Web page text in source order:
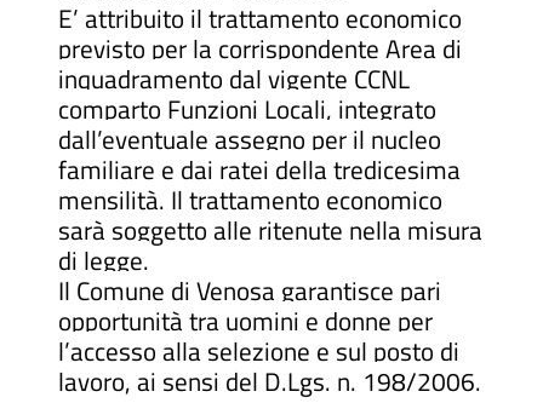
E’ attribuito il trattamento economico
previsto per la corrispondente Area di
inquadramento dal vigente CCNL
comparto Funzioni Locali, integrato
dall’eventuale assegno per il nucleo
familiare e dai ratei della tredicesima
mensilità. Il trattamento economico
sarà soggetto alle ritenute nella misura
di legge.
Il Comune di Venosa garantisce pari
opportunità tra uomini e donne per
l’accesso alla selezione e sul posto di
lavoro, ai sensi del D.Lgs. n. 198/2006.